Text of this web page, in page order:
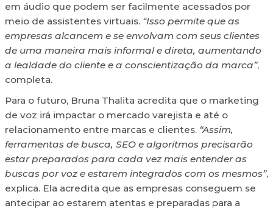
em áudio que podem ser facilmente acessados por
meio de assistentes virtuais. “Isso permite que as
empresas alcancem e se envolvam com seus clientes
de uma maneira mais informal e direta, aumentando
a lealdade do cliente e a conscientização da marca”,
completa.
Para o futuro, Bruna Thalita acredita que o marketing
de voz irá impactar o mercado varejista e até o
relacionamento entre marcas e clientes.“Assim,
ferramentas de busca, SEO e algoritmos precisarão
estar preparados para cada vez mais entender as
buscas por voz e estarem integrados com os mesmos”,
explica. Ela acredita que as empresas conseguem se
antecipar ao estarem atentas e preparadas para a